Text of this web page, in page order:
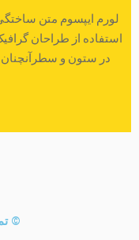
لورم ایپسوم متن
استفاده از طراحان
در ستون و
©